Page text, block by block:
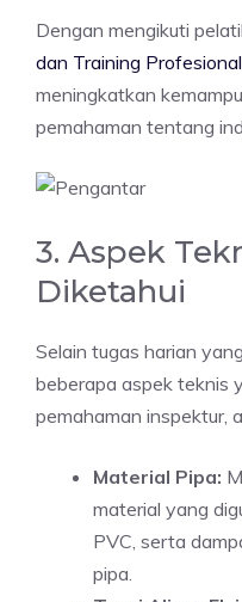
Dengan mengikuti
dan Training Profesional
meningkatkan
pemahaman tentang
3. Aspek
Diketahui
Selain tugas harian
beberapa aspek teknis
pemahaman inspektur,
Material Pipa:
material yang
PVC, serta
pipa.